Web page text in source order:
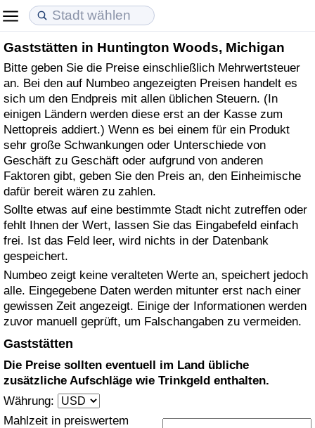
Gaststätten in Huntington Woods, Michigan
Bitte geben Sie die Preise einschließlich Mehrwertsteuer
an. Bei den auf Numbeo angezeigten Preisen handelt es
sich um den Endpreis mit allen üblichen Steuern. (In
einigen Ländern werden diese erst an der Kasse zum
Nettopreis addiert.) Wenn es bei einem für ein Produkt
sehr große Schwankungen oder Unterschiede von
Geschäft zu Geschäft oder aufgrund von anderen
Faktoren gibt, geben Sie den Preis an, den Einheimische
dafür bereit wären zu zahlen.
Sollte etwas auf eine bestimmte Stadt nicht zutreffen oder
fehlt Ihnen der Wert, lassen Sie das Eingabefeld einfach
frei. Ist das Feld leer, wird nichts in der Datenbank
gespeichert.
Numbeo zeigt keine veralteten Werte an, speichert jedoch
alle. Eingegebene Daten werden mitunter erst nach einer
gewissen Zeit angezeigt. Einige der Informationen werden
zuvor manuell geprüft, um Falschangaben zu vermeiden.
Gaststätten
Die Preise sollten eventuell im Land übliche
zusätzliche Aufschläge wie Trinkgeld enthalten.
Währung:
Mahlzeit in preiswertem
Lebenshaltungskosten
Lebenshaltungskosten-Index (aktuell)
Lebenshaltungskosten-Index
Lebenshaltungskosten-Index nach Land
in Akaba
Immobilienpreise
Immobilienpreis-Index (aktuell)
Immobilienpreis-Index
Immobilienpreis-Index nach Land
Lebensqualität
Lebensqualität-Index
Lebensqualität-Index (aktuell)
Lebensqualitätsindex nach Land
Kriminalität
Kriminalitäts-Index (aktuell)
Kriminalitäts-Index
Kriminalitätsindex nach Land
Gesundheitsversorgung
Gesundheitsversorgungs-Index (aktuell)
Gesundheitsversorgungs-Index